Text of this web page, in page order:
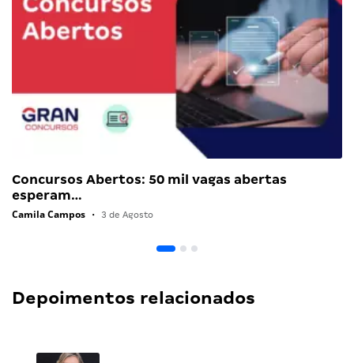
Concursos Abertos: 50 mil vagas abertas
esperam…
Camila Campos • 3 de Agosto
Depoimentos relacionados